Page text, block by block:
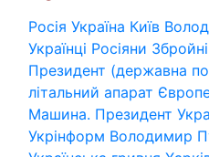
Росія Україна Київ
Українці Росіяни
Президент (державна
літальний апарат
Машина. Президент
Укрінформ Володимир